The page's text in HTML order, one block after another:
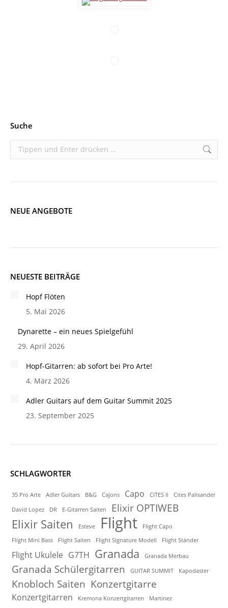
Suche
Search:
NEUE ANGEBOTE
NEUESTE BEITRÄGE
Hopf Flöten
5. Mai 2026
Dynarette – ein neues Spielgefühl
29. April 2026
Hopf-Gitarren: ab sofort bei Pro Arte!
4. März 2026
Adler Guitars auf dem Guitar Summit 2025
23. September 2025
SCHLAGWORTER
35 Pro Arte Adler Guitars B&G Cajons Capo CITES ll Cites Palisander
David Lopez DR E-Gitarren Saiten Elixir OPTIWEB
Elixir Saiten Esteve Flight
Flight Capo
Flight Mini Bass
Flight Saiten Flight Signature Modell Flight Ständer
Flight Ukulele G7TH Granada Granada Merbau
Granada Schülergitarren GUITAR SUMMIT Kapodaster
Knobloch Saiten Konzertgitarre
Konzertgitarren Kremona Konzertgitarren
Martinez